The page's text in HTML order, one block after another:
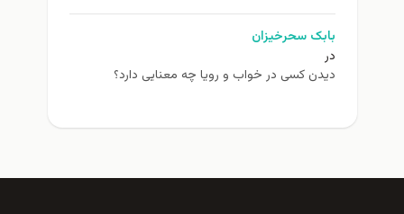
بابک سحرخیزان
در
دیدن کسی در خواب و رویا چه معنایی دارد؟